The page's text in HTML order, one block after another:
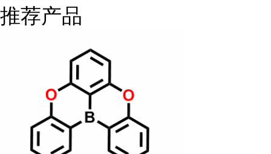
推荐产品